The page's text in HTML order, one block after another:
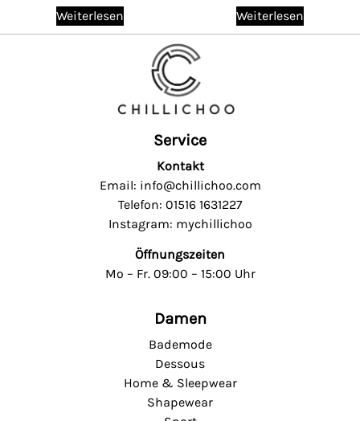
Weiterlesen Weiterlesen
Service
Kontakt
Email: info@chillichoo.com
Telefon: 01516 1631227
Instagram: mychillichoo
Öffnungszeiten
Mo – Fr. 09:00 – 15:00 Uhr
Damen
Bademode
Dessous
Home & Sleepwear
Shapewear